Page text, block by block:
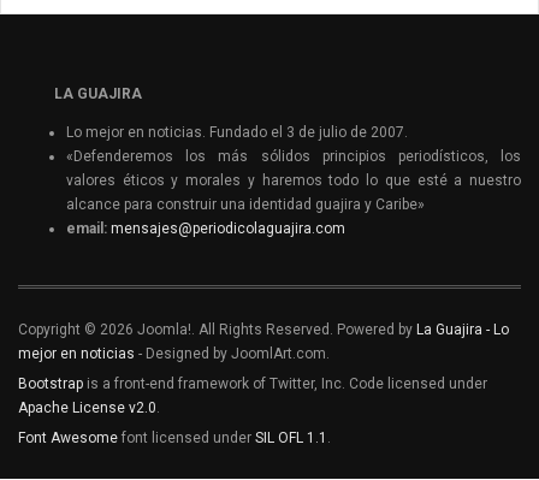
LA GUAJIRA
Lo mejor en noticias. Fundado el 3 de julio de 2007.
«Defenderemos los más sólidos principios periodísticos, los
valores éticos y morales y haremos todo lo que esté a nuestro
alcance para construir una identidad guajira y Caribe»
email: mensajes@periodicolaguajira.com
Copyright © 2026 Joomla!. All Rights Reserved. Powered by La Guajira - Lo
mejor en noticias - Designed by JoomlArt.com.
Bootstrap is a front-end framework of Twitter, Inc. Code licensed under
Apache License v2.0
Font Awesome font licensed under SIL OFL 1.1